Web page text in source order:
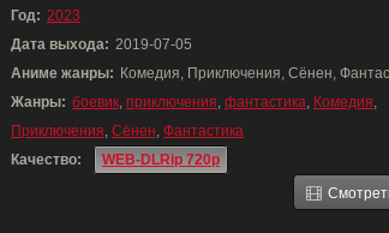
Год: 2023
Дата выхода: 2019-07-05
Аниме жанры: Комедия, Приключения, Сёнен,
Жанры: боевик, приключения, фантастика, Комедия,
Приключения, Сёнен, Фантастика
Качество:
WEB-DLRip 720p